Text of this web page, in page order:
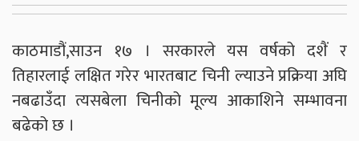
काठमाडौं,साउन १७ । सरकारले यस वर्षको दशैं र
तिहारलाई लक्षित गरेर भारतबाट चिनी ल्याउने प्रक्रिया अघि
नबढाउँदा त्यसबेला चिनीको मूल्य आकाशिने सम्भावना
बढेको छ ।